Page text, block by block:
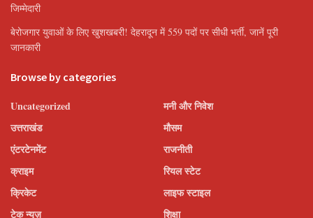
जिम्मेदारी
बेरोजगार युवाओं के लिए खुशखबरी! देहरादून में 559 पदों पर सीधी भर्ती, जानें पूरी
जानकारी
Browse by categories
Uncategorized
उत्तराखंड
एंटरटेनमेंट
क्राइम
क्रिकेट
टेक न्यूज़
मनी और निवेश
मौसम
राजनीती
रियल स्टेट
लाइफ स्टाइल
शिक्षा